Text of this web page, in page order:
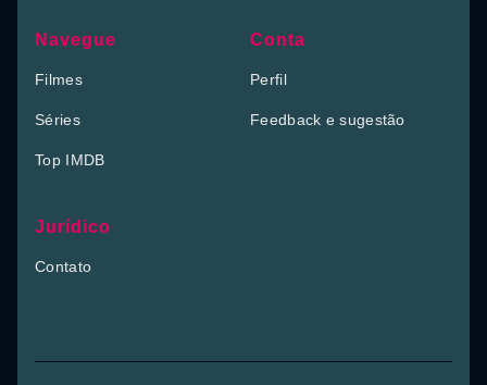
Navegue
Filmes
Séries
Top IMDB
Conta
Perfil
Feedback e sugestão
Jurídico
Contato